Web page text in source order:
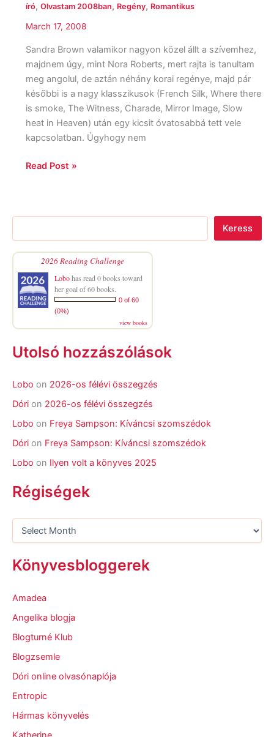
író, Olvastam 2008ban, Regény, Romantikus
March 17, 2008
Sandra Brown valamikor nagyon közel állt a szívemhez,
majdnem úgy, mint Nora Roberts, mert rajta is tanultam
meg angolul, de aztán néhány korai regénye, majd pár
későbbi is a nagy klasszikusok (French Silk, Where there
is smoke, The Witness, Charade, Mirror Image, Slow
heat in Heaven) után egy kicsit óvatosabbá tett vele
kapcsolatban. Úgyhogy nem
Read Post »
Keress
2026 Reading Challenge
Lobohas read 0 books toward
her goal of 60 books.
0 of 60
(0%)
view books
Utolsó hozzászólások
Lobo on 2026-os félévi összegzés
Dóri on 2026-os félévi összegzés
Lobo on Freya Sampson: Kíváncsi szomszédok
Dóri on Freya Sampson: Kíváncsi szomszédok
Lobo on Ilyen volt a könyves 2025
Régiségek
Könyvesbloggerek
Amadea
Angelika blogja
Blogturné Klub
Blogzsemle
Dóri online olvasónaplója
Entropic
Hármas könyvelés